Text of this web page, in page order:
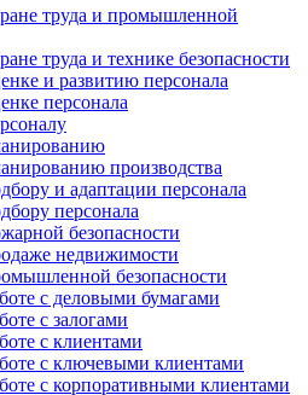
труда и промышленной
труда и технике безопасности
и развитию персонала
персонала
производства
и адаптации персонала
персонала
безопасности
недвижимости
безопасности
с деловыми бумагами
с залогами
с клиентами
с ключевыми клиентами
с корпоративными клиентами